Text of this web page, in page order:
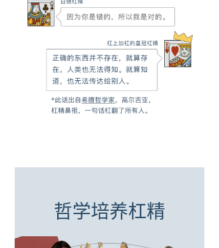
哲学培养杠精